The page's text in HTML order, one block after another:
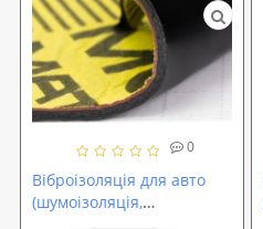
0
Віброізоляція для авто
(шумоізоляція,